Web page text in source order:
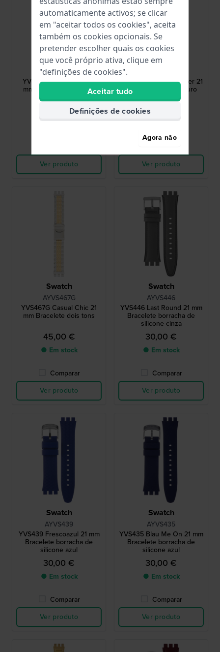
Swatch
AYVM406G
YVM406 Crazy Drive 21
mm Bracelete aço cinza
47,00 €
● Em stock
Ver produto
Swatch
YVC100 Back to Copper 21
mm Bracelete de couro
30,00 €
● Em stock
Ver produto
Swatch
AYVS467G
YVS467G Casual Chic 21
mm Bracelete dois tons
45,00 €
● Em stock
Comparar
Ver produto
Swatch
AYVS446
YVS446 Last Round 21 mm
Bracelete borracha de
silicone cinza
30,00 €
● Em stock
Comparar
Ver produto
Swatch
AYVS439
YVS439 Frescoazul 21 mm
Bracelete borracha de
silicone azul
30,00 €
● Em stock
Comparar
Ver produto
Swatch
AYVS435
YVS435 Blau Me On 21 mm
Bracelete borracha de
silicone azul
30,00 €
● Em stock
Comparar
Ver produto
automaticamente activos; se clicar
em "aceitar todos os cookies", aceita
também os cookies opcionais. Se
pretender escolher quais os cookies
que você próprio ativa, clique em
"definições de cookies".
Aceitar tudo
Definições de cookies
Agora não